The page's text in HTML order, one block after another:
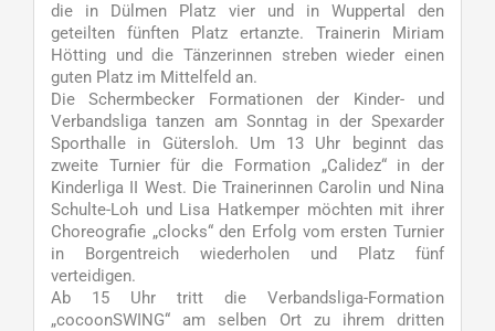
die in Dülmen Platz vier und in Wuppertal den
geteilten fünften Platz ertanzte. Trainerin Miriam
Hötting und die Tänzerinnen streben wieder einen
guten Platz im Mittelfeld an.
Die Schermbecker Formationen der Kinder- und
Verbandsliga tanzen am Sonntag in der Spexarder
Sporthalle in Gütersloh. Um 13 Uhr beginnt das
zweite Turnier für die Formation „Calidez“ in der
Kinderliga II West. Die Trainerinnen Carolin und Nina
Schulte-Loh und Lisa Hatkemper möchten mit ihrer
Choreografie „clocks“ den Erfolg vom ersten Turnier
in Borgentreich wiederholen und Platz fünf
verteidigen.
Ab 15 Uhr tritt die Verbandsliga-Formation
„cocoonSWING“ am selben Ort zu ihrem dritten